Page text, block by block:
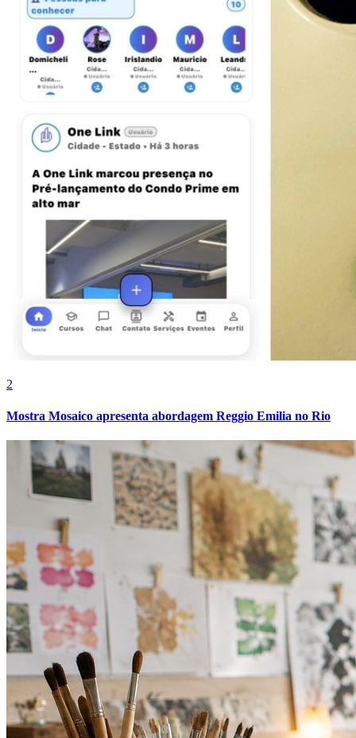
Internacional
2
Mostra Mosaico apresenta abordagem Reggio Emilia no Rio